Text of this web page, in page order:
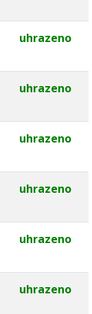
uhrazeno
uhrazeno
uhrazeno
uhrazeno
uhrazeno
uhrazeno